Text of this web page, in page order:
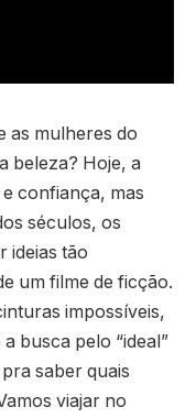
as mulheres do
beleza? Hoje, a
confiança, mas
séculos, os
ideias tão
um filme de ficção.
impossíveis,
busca pelo “ideal”
saber quais
viajar no